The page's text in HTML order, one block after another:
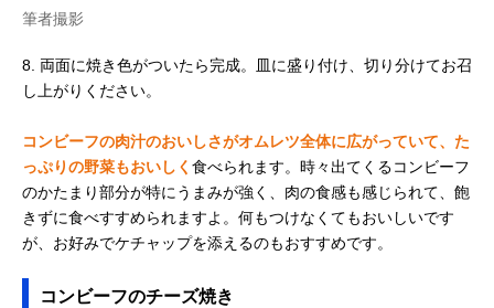
筆者撮影
8. 両面に焼き色がついたら完成。皿に盛り付け、切り分けてお召
し上がりください。
コンビーフの肉汁のおいしさがオムレツ全体に広がっていて、た
っぷりの野菜もおいしく 食べられます。時々出てくるコンビーフ
のかたまり部分が特にうまみが強く、肉の食感も感じられて、飽
きずに食べすすめられますよ。何もつけなくてもおいしいです
が、お好みでケチャップを添えるのもおすすめです。
コンビーフのチーズ焼き